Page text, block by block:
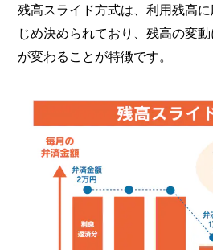
残高スライド方式は、利用残高
じめ決められており、残高の変
が変わることが特徴です。